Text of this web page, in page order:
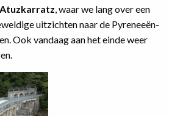
, waar we lang over een
uitzichten naar de Pyreneeën-
Ook vandaag aan het einde weer